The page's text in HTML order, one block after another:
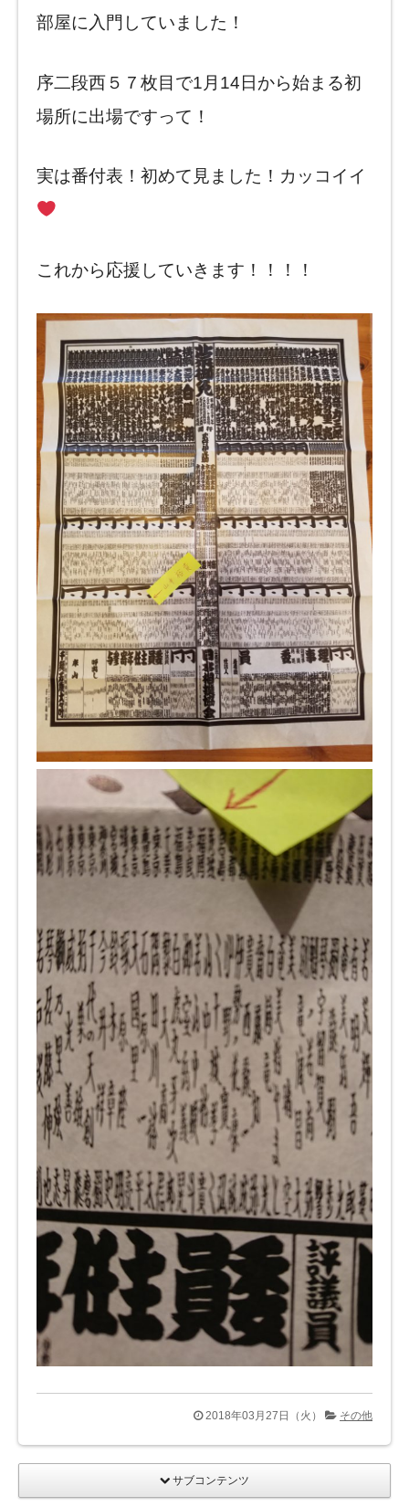
部屋に入門していました！
序二段西５７枚目で1月14日から始まる初
場所に出場ですって！
実は番付表！初めて見ました！カッコイイ
これから応援していきます！！！！
2018年03月27日（火） その他
サブコンテンツ